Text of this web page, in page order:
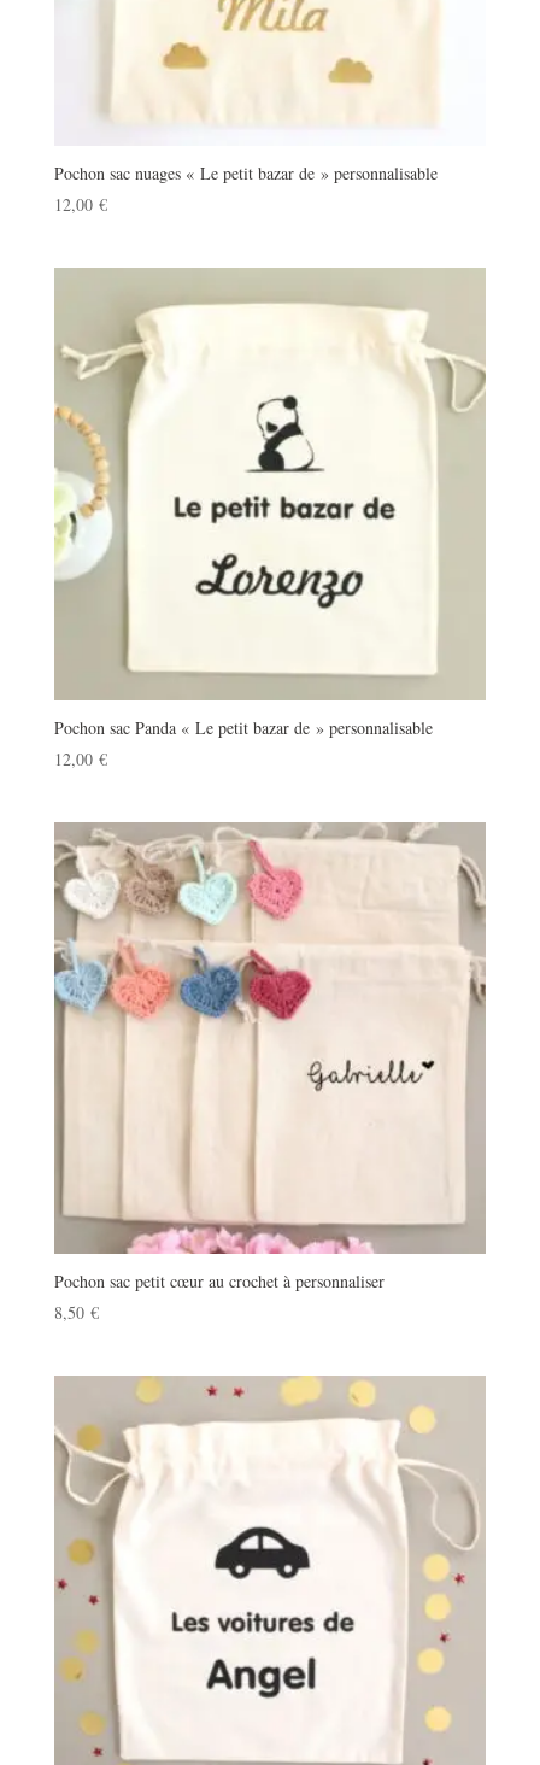
Pochon sac nuages « Le petit bazar de » personnalisable
12,00 €
Pochon sac Panda « Le petit bazar de » personnalisable
12,00 €
Pochon sac petit cœur au crochet à personnaliser
8,50 €